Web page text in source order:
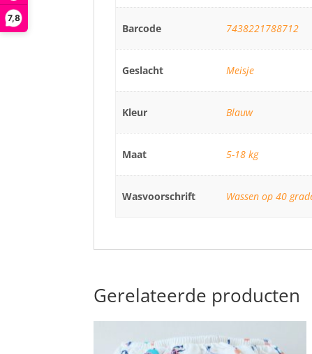
7,8
Barcode 7438221788712
Geslacht Meisje
Kleur Blauw
Maat 5-18 kg
Wasvoorschrift Wassen op 40
Gerelateerde producten